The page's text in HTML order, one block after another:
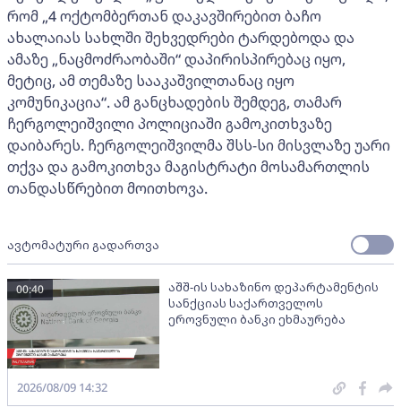
რომ „4 ოქტომბერთან დაკავშირებით ბაჩო
ახალაიას სახლში შეხვედრები ტარდებოდა და
ამაზე „ნაცმოძრაობაში“ დაპირისპირებაც იყო,
მეტიც, ამ თემაზე სააკაშვილთანაც იყო
კომუნიკაცია“. ამ განცხადების შემდეგ, თამარ
ჩერგოლეიშვილი პოლიციაში გამოკითხვაზე
დაიბარეს. ჩერგოლეიშვილმა შსს-სი მისვლაზე უარი
თქვა და გამოკითხვა მაგისტრატი მოსამართლის
თანდასწრებით მოითხოვა.
ავტომატური გადართვა
აშშ-ის სახაზინო დეპარტამენტის
სანქციას საქართველოს
ეროვნული ბანკი ეხმაურება
00:40
2026/08/09 14:32